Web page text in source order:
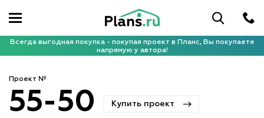
Всегда выгодная покупка - покупая проект в Планс, Вы покупаете
напрямую у автора!
Проект №
55-50 Купить проект